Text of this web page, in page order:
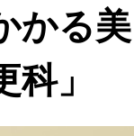
かる
」